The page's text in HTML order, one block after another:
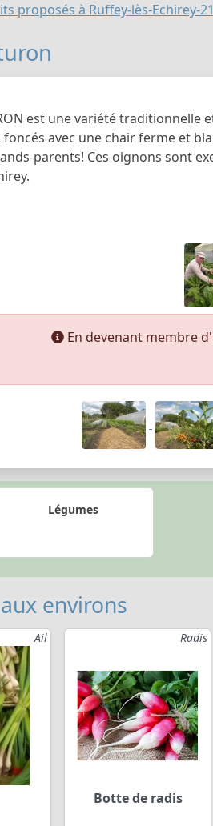
proposés à Ruffey-lès-Echirey-
est une variété traditionnelle
avec une chair ferme et
parents! Ces oignons sont
En devenant membre
Légumes
environs
Ail Radis
Botte de radis